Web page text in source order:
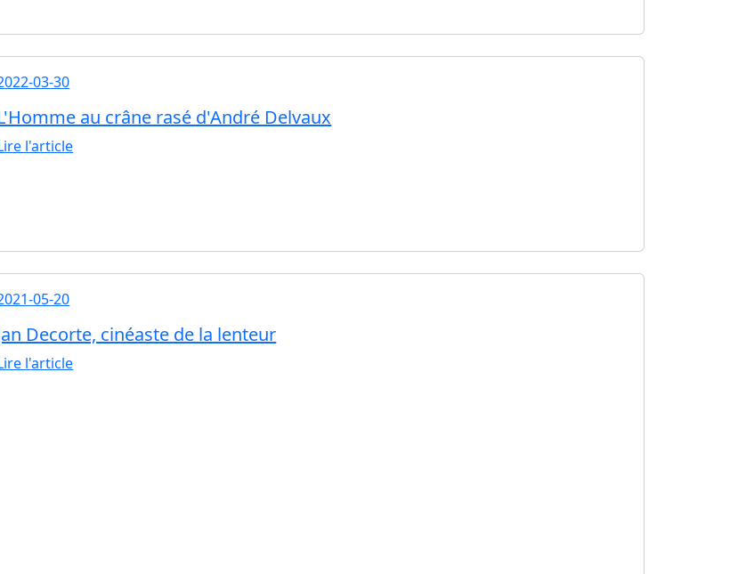
03-30
au crâne rasé d'André Delvaux
l'article
05-20
Decorte, cinéaste de la lenteur
l'article